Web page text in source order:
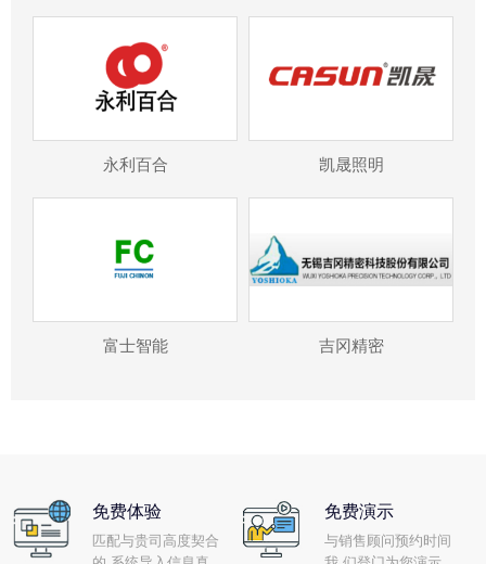
永利百合 凯晟照明
富士智能 吉冈精密
免费体验
匹配与贵司高度契合
免费演示
与销售顾问预约时间